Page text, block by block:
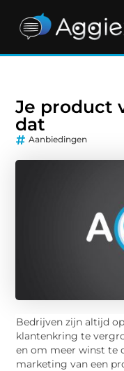
Je product
dat
Aanbiedingen
Bedrijven zijn altijd
klantenkring te
en om meer winst te
marketing van een